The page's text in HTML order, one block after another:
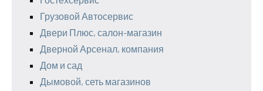
Грузовой Автосервис
Двери Плюс, салон-магазин
Дверной Арсенал, компания
Дом и сад
Дымовой, сеть магазинов